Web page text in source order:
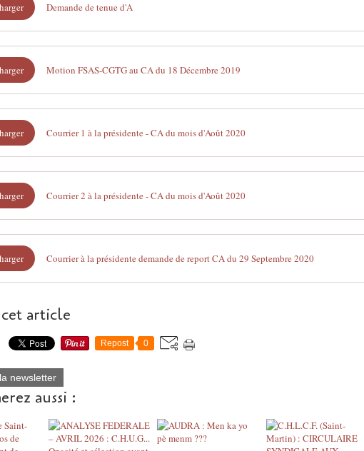
Demande de tenue d'A
Motion FSAS-CGTG au CA du 18 Décembre 2019
Courrier 1 à la présidente - CA du mois d'Août 2020
Courrier 2 à la présidente - CA du mois d'Août 2020
Courrier à la présidente demande de report CA du 29 Septembre 2020
article
Repost 0
newsletter
aussi :